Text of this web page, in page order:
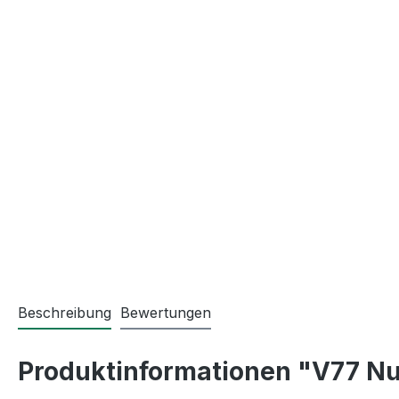
Beschreibung Bewertungen
Produktinformationen "V77